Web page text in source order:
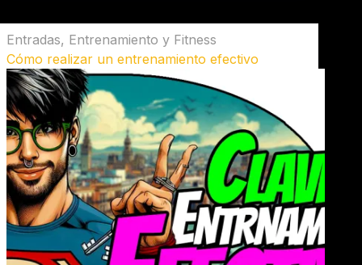
Entradas, Entrenamiento y Fitness
Cómo realizar un entrenamiento efectivo